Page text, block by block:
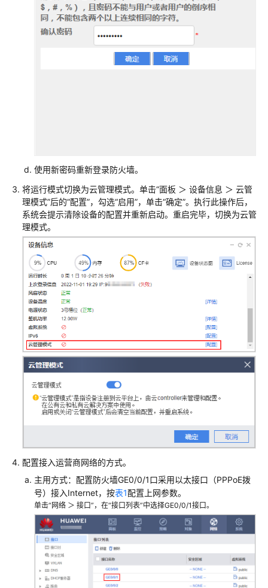
网
场
网
场
景
防
火
+核
心
交
换
机
入
交
换
机
+云
AP
场
景
AR+核
心
交
换
机
+接
入
交
使用新密码重新登录防火墙。
将运行模式切换为云管理模式。单击“面板 ＞ 设备信息 ＞ 云管
理模式”后的“配置”，勾选“启用”，单击“确定”。执行此操作后，
系统会提示清除设备的配置并重新启动。重启完毕，切换为云管
理模式。
配置接入运营商网络的方式。
主用方式：配置防火墙GE0/0/1口采用以太接口（PPPoE拨
号）接入Internet，按表1配置上网参数。
单击“网络 ＞ 接口”，在“接口列表”中选择GE0/0/1接口。